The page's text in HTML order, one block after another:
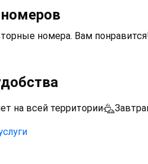
номера. Вам
на всей территории